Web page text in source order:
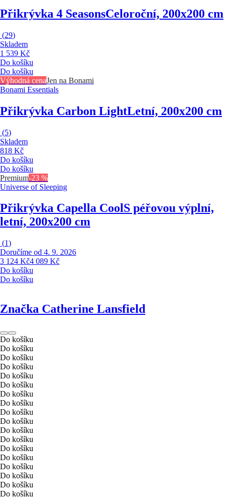
Přikrývka 4 SeasonsCeloroční, 200x200 cm
(29)
Skladem
1 539 Kč
Do košíku
Do košíku
Výhodná cenaJen na Bonami
Bonami Essentials
Přikrývka Carbon LightLetní, 200x200 cm
(5)
Skladem
818 Kč
Do košíku
Do košíku
Premium-23 %
Universe of Sleeping
Přikrývka Capella CoolS péřovou výplní,
letní, 200x200 cm
(1)
Doručíme od 4. 9. 2026
3 124 Kč4 089 Kč
Do košíku
Do košíku
Značka Catherine Lansfield
Do košíku
Do košíku
Do košíku
Do košíku
Do košíku
Do košíku
Do košíku
Do košíku
Do košíku
Do košíku
Do košíku
Do košíku
Do košíku
Do košíku
Do košíku
Do košíku
Do košíku
Do košíku